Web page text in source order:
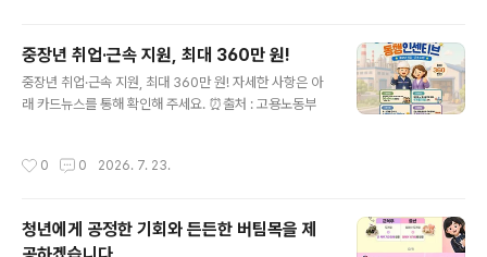
중장년 취업·근속 지원, 최대 360만 원!
중장년 취업·근속 지원, 최대 360만 원! 자세한 사항은 아
래 카드뉴스를 통해 확인해 주세요. ⏰출처 : 고용노동부
0 0 2026. 7. 23.
청년에게 공정한 기회와 든든한 버팀목을 제